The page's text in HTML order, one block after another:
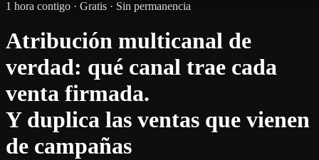
1 hora contigo · Gratis · Sin permanencia
Atribución multicanal de
verdad: qué canal trae cada
venta firmada.
Y duplica las ventas que vienen
de campañas